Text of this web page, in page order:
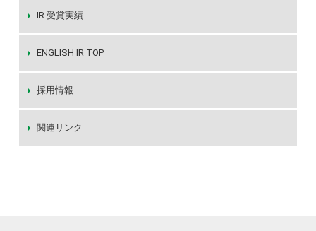
IR 受賞実績
ENGLISH IR TOP
採用情報
関連リンク